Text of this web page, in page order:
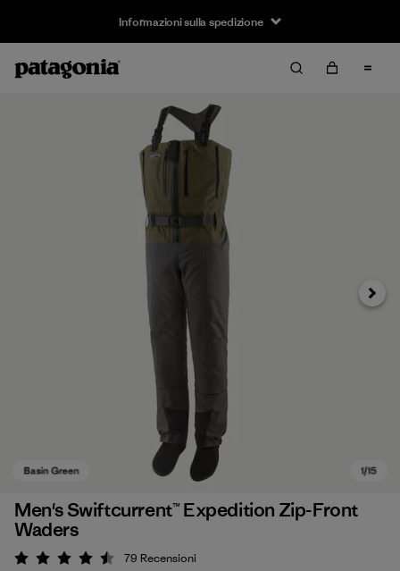
Informazioni sulla spedizione
Avanti
Men's Swiftcurrent™ Expedition Zip-Front
Waders
Valutazione: 4.5 / 5
79 Recensioni